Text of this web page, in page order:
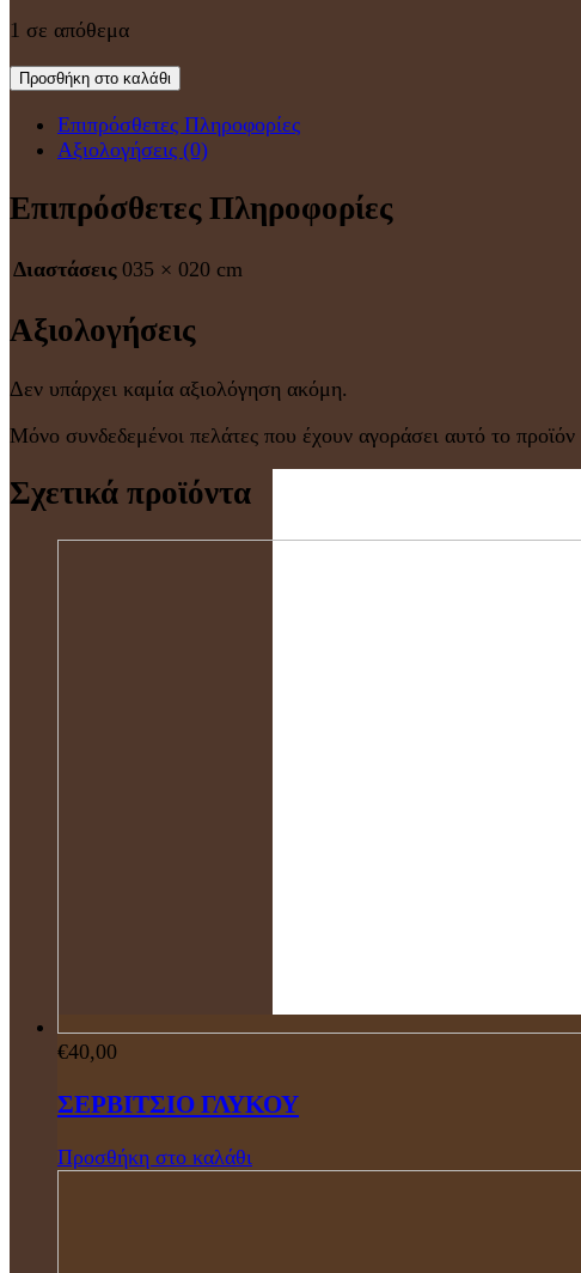
1 σε απόθεμα
Προσθήκη στο καλάθι
Επιπρόσθετες Πληροφορίες
Αξιολογήσεις (0)
Επιπρόσθετες Πληροφορίες
Διαστάσεις 035 × 020 cm
Αξιολογήσεις
Δεν υπάρχει καμία αξιολόγηση ακόμη.
Μόνο συνδεδεμένοι πελάτες που έχουν αγοράσει αυτό το
Σχετικά προϊόντα
€40,00
ΣΕΡΒΙΤΣΙΟ ΓΛΥΚΟΥ
Προσθήκη στο καλάθι